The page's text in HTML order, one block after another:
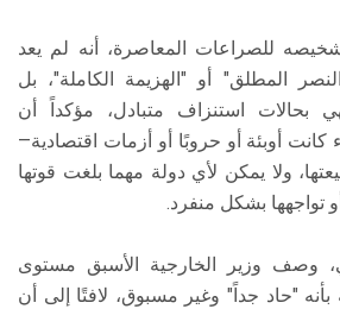
للصراعات المعاصرة، أنه لم يعد
المطلق" أو "الهزيمة الكاملة"، بل
بحالات استنزاف متبادل، مؤكداً أن
كانت أوبئة أو حروبًا أو أزمات اقتصادية—
ولا يمكن لأي دولة مهما بلغت قوتها
تواجهها بشكل منفرد.
وصف وزير الخارجية الأسبق مستوى
"حاد جداً" وغير مسبوق، لافتًا إلى أن